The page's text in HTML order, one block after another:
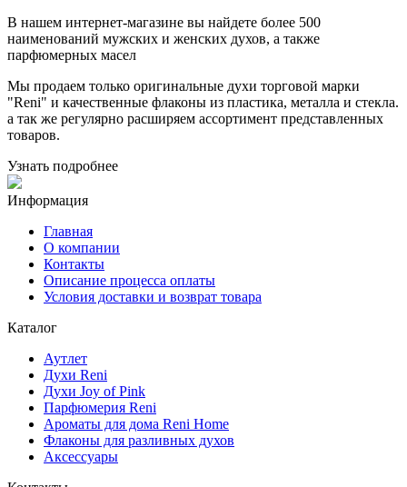
В нашем интернет-магазине вы найдете более 500
наименований мужских и женских духов, а также
парфюмерных масел
Мы продаем только оригинальные духи торговой марки
"Reni" и качественные флаконы из пластика, металла и стекла.
а так же регулярно расширяем ассортимент представленных
товаров.
Узнать подробнее
Информация
Главная
О компании
Контакты
Описание процесса оплаты
Условия доставки и возврат товара
Каталог
Аутлет
Духи Reni
Духи Joy of Pink
Парфюмерия Reni
Ароматы для дома Reni Home
Флаконы для разливных духов
Аксессуары